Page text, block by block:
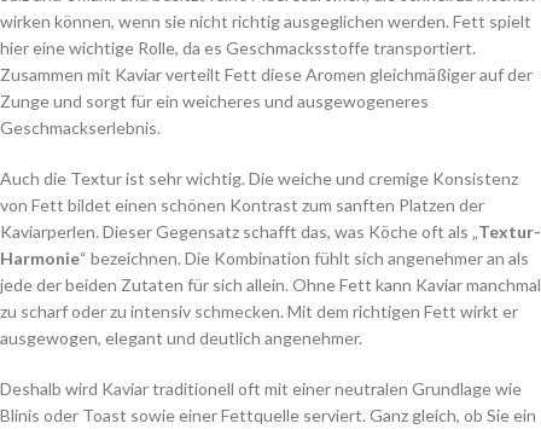
wirken können, wenn sie nicht richtig ausgeglichen werden. Fett spielt
hier eine wichtige Rolle, da es Geschmacksstoffe transportiert.
Zusammen mit Kaviar verteilt Fett diese Aromen gleichmäßiger auf der
Zunge und sorgt für ein weicheres und ausgewogeneres
Geschmackserlebnis.
Auch die Textur ist sehr wichtig. Die weiche und cremige Konsistenz
von Fett bildet einen schönen Kontrast zum sanften Platzen der
Kaviarperlen. Dieser Gegensatz schafft das, was Köche oft als „Textur-
Harmonie“ bezeichnen. Die Kombination fühlt sich angenehmer an als
jede der beiden Zutaten für sich allein. Ohne Fett kann Kaviar manchmal
zu scharf oder zu intensiv schmecken. Mit dem richtigen Fett wirkt er
ausgewogen, elegant und deutlich angenehmer.
Deshalb wird Kaviar traditionell oft mit einer neutralen Grundlage wie
Blinis oder Toast sowie einer Fettquelle serviert. Ganz gleich, ob Sie ein